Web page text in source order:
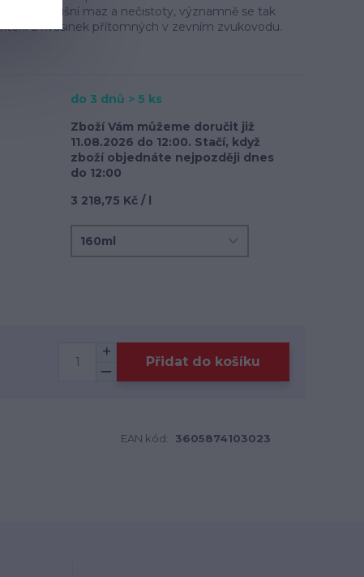
ušní maz a nečistoty, významně se tak
a kvasinek přítomných v zevním zvukovodu.
do 3 dnů > 5 ks
Zboží Vám můžeme doručit již
11.08.2026 do 12:00. Stačí, když
zboží objednáte nejpozději dnes
do 12:00
3 218,75 Kč / l
Přidat do košíku
EAN kód: 3605874103023